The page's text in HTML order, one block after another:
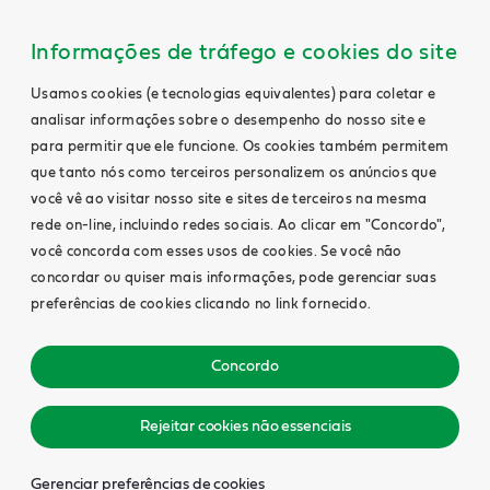
Informações de tráfego e cookies do site
Usamos cookies (e tecnologias equivalentes) para coletar e
analisar informações sobre o desempenho do nosso site e
para permitir que ele funcione. Os cookies também permitem
que tanto nós como terceiros personalizem os anúncios que
você vê ao visitar nosso site e sites de terceiros na mesma
rede on-line, incluindo redes sociais. Ao clicar em "Concordo",
você concorda com esses usos de cookies. Se você não
concordar ou quiser mais informações, pode gerenciar suas
preferências de cookies clicando no link fornecido.
Concordo
Rejeitar cookies não essenciais
Gerenciar preferências de cookies